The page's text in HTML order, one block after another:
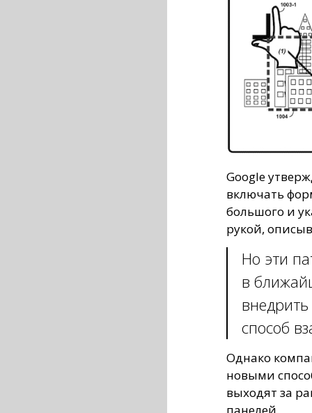
Google
включать
большого и
рукой,
Но эти
в
способ
Однако
новыми
выходят за